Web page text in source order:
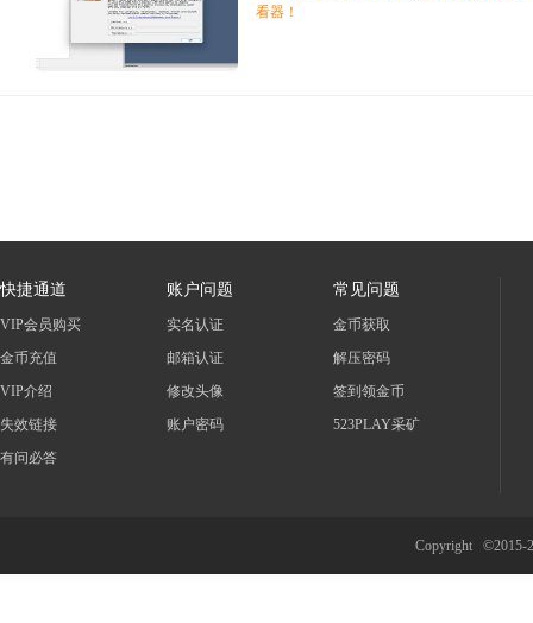
看器！
快捷通道
VIP会员购买
金币充值
VIP介绍
失效链接
有问必答
账户问题
实名认证
邮箱认证
修改头像
账户密码
常见问题
金币获取
解压密码
签到领金币
523PLAY采矿
Copyright ©2015-